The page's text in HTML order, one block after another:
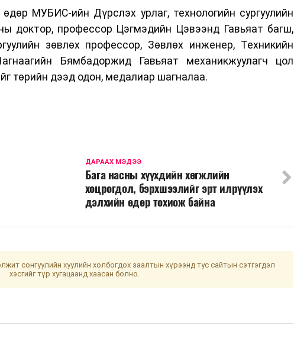
МУБИС-ийн Дүрслэх урлаг, технологийн сургуулийн
доктор, профессор Цэгмэдийн Цэвээнд Гавьяат багш,
зөвлөх профессор, Зөвлөх инженер, Техникийн
Бямбадоржид Гавьяат механикжуулагч цол
төрийн дээд одон, медалиар шагналаа.
ДАРААХ МЭДЭЭ
Бага насны хүүхдийн хөгжлийн
хоцрогдол, бэрхшээлийг эрт илрүүлэх
дэлхийн өдөр тохиож байна
сонгуулийн хуулийн холбогдох заалтын хүрээнд тус сайтын сэтгэгдэл
хэсгийг түр хугацаанд хаасан болно.